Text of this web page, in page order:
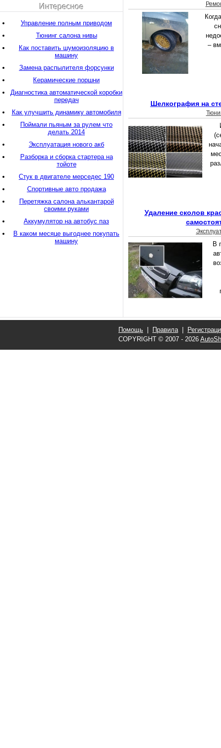
–
Шелкография на
Удаление сколов
В
Интересное
Управление полным приводом
Тюнинг салона нивы
Как поставить шумоизоляцию в
машину
Замена распылителя форсунки
Керамические поршни
Диагностика автоматической коробки
передач
Как улучшить динамику автомобиля
Поймали пьяным за рулем что
делать 2014
Эксплуатация нового акб
Разборка и сборка стартера на
тойоте
Стук в двигателе мерседес 190
Спортивные авто продажа
Перетяжка салона алькантарой
своими руками
Аккумулятор на автобус паз
В каком месяце выгоднее покупать
машину
Помощь Правила|
COPYRIGHT © 2007 - 2026